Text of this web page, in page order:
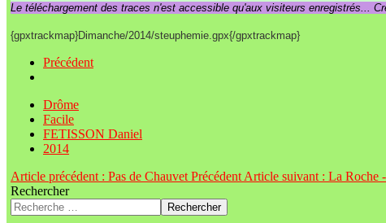
Le téléchargement des traces n'est accessible qu'aux visiteurs enregistrés...
{gpxtrackmap}Dimanche/2014/steuphemie.gpx{/gpxtrackmap}
Précédent
Drôme
Facile
FETISSON Daniel
2014
Article précédent : Pas de Chauvet Précédent Article suivant : La Roche
Rechercher
Rechercher